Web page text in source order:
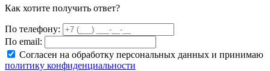
Как хотите получить ответ?
По телефону:
По email:
Согласен на обработку персональных данных и принимаю
политику конфиденциальности